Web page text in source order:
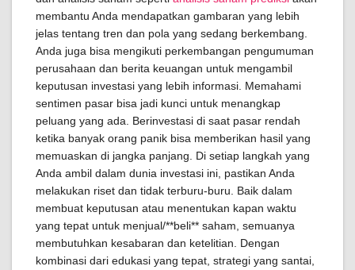
membantu Anda mendapatkan gambaran yang lebih
jelas tentang tren dan pola yang sedang berkembang.
Anda juga bisa mengikuti perkembangan pengumuman
perusahaan dan berita keuangan untuk mengambil
keputusan investasi yang lebih informasi. Memahami
sentimen pasar bisa jadi kunci untuk menangkap
peluang yang ada. Berinvestasi di saat pasar rendah
ketika banyak orang panik bisa memberikan hasil yang
memuaskan di jangka panjang. Di setiap langkah yang
Anda ambil dalam dunia investasi ini, pastikan Anda
melakukan riset dan tidak terburu-buru. Baik dalam
membuat keputusan atau menentukan kapan waktu
yang tepat untuk menjual/**beli** saham, semuanya
membutuhkan kesabaran dan ketelitian. Dengan
kombinasi dari edukasi yang tepat, strategi yang santai,